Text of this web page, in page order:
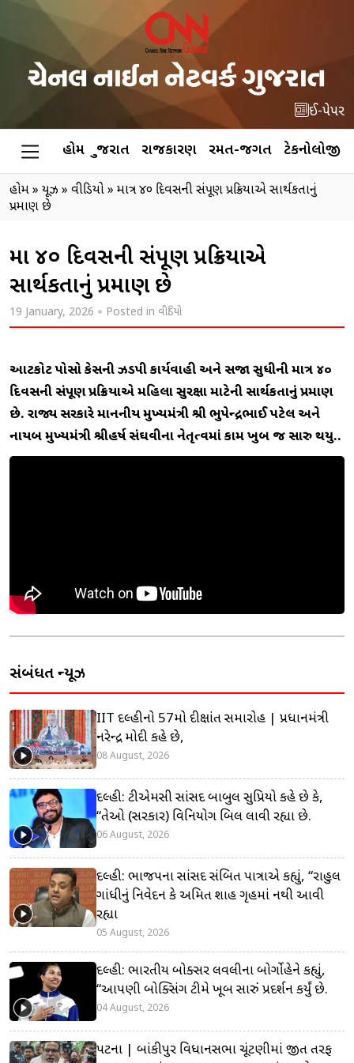
ઈ-પેપર
હોમ ગુજરાત રાજકારણ રમત-જગત ટેકનોલોજી
હોમ» ન્યૂઝ » વીડિયો» માત્ર ૪૦ દિવસની સંપૂણ પ્રક્રિયાએ સાર્થકતાનું
પ્રમાણ છે
માત્ર ૪૦ દિવસની સંપૂણ પ્રક્રિયાએ
સાર્થકતાનું પ્રમાણ છે
19 January, 2026 Posted in વીડિયો
આટકોટ પોક્સો કેસની ઝડપી કાર્યવાહી અને સજા સુધીની માત્ર ૪૦
દિવસની સંપૂણ પ્રક્રિયાએ મહિલા સુરક્ષા માટેની સાર્થકતાનું પ્રમાણ
છે. રાજ્ય સરકારે માનનીય મુખ્યમંત્રી શ્રી ભુપેન્દ્રભાઈ પટેલ અને
નાયબ મુખ્યમંત્રી શ્રીહર્ષ સંઘવીના નેતૃત્વમાં કામ ખુબ જ સારુ થયુ..
સંબંધિત ન્યૂઝ
IIT દિલ્હીનો 57મો દીક્ષાંત સમારોહ | પ્રધાનમંત્રી
નરેન્દ્ર મોદી કહે છે,
08 August, 2026
દિલ્હી: ટીએમસી સાંસદ બાબુલ સુપ્રિયો કહે છે કે,
“તેઓ (સરકાર) વિનિયોગ બિલ લાવી રહ્યા છે.
06 August, 2026
દિલ્હી: ભાજપના સાંસદ સંબિત પાત્રાએ કહ્યું, “રાહુલ
ગાંધીનું નિવેદન કે અમિત શાહ ગૃહમાં નથી આવી
રહ્યા
05 August, 2026
દિલ્હી: ભારતીય બોક્સર લવલીના બોર્ગોહેને કહ્યું,
“આપણી બોક્સિંગ ટીમે ખૂબ સારું પ્રદર્શન કર્યું છે.
04 August, 2026
પટના | બાંકીપુર વિધાનસભા ચૂંટણીમાં જીત તરફ